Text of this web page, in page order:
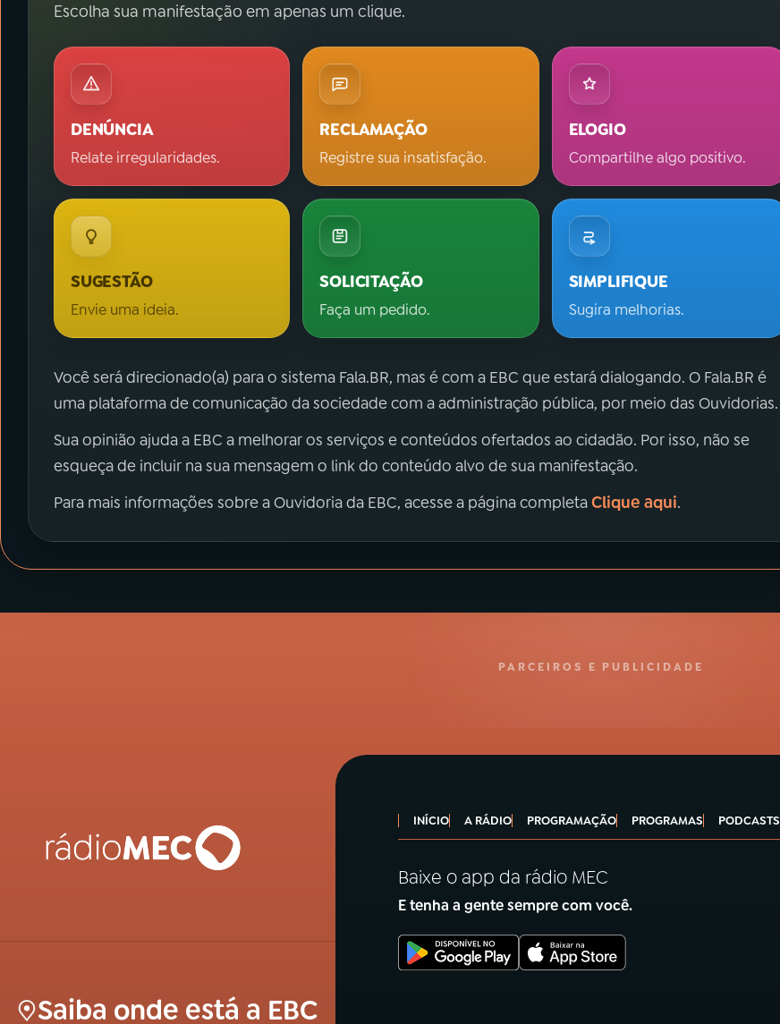
Escolha sua manifestação em apenas um clique.
DENÚNCIA
Relate irregularidades.
RECLAMAÇÃO
Registre sua insatisfação.
ELOGIO
Compartilhe algo positivo.
SUGESTÃO
Envie uma ideia.
SOLICITAÇÃO
Faça um pedido.
SIMPLIFIQUE
Sugira melhorias.
Você será direcionado(a) para o sistema Fala.BR, mas é com a EBC que estará dialogando. O Fala.BR é
uma plataforma de comunicação da sociedade com a administração pública, por meio das Ouvidorias.
Sua opinião ajuda a EBC a melhorar os serviços e conteúdos ofertados ao cidadão. Por isso, não se
esqueça de incluir na sua mensagem o link do conteúdo alvo de sua manifestação.
Para mais informações sobre a Ouvidoria da EBC, acesse a página completaClique aqui.
PARCEIROS E PUBLICIDADE
Saiba onde está a EBC
INÍCIO A RÁDIO PROGRAMAÇÃO PROGRAMAS PODCASTS
Baixe o app da rádio MEC
E tenha a gente sempre com você.